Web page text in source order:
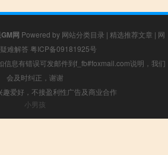
网 Powered by 网站分类目录 | 精选推荐文章 | 网
疑难解答 粤ICP备09181925号
信息有错误可发邮件到f_fb#foxmail.com说明，我们
会及时纠正，谢谢
趣爱好，不接盈利性广告及商业合作
小男孩